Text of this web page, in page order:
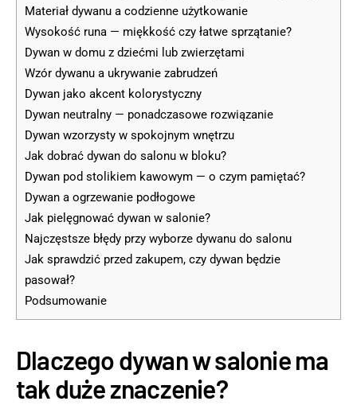
Materiał dywanu a codzienne użytkowanie
Wysokość runa — miękkość czy łatwe sprzątanie?
Dywan w domu z dziećmi lub zwierzętami
Wzór dywanu a ukrywanie zabrudzeń
Dywan jako akcent kolorystyczny
Dywan neutralny — ponadczasowe rozwiązanie
Dywan wzorzysty w spokojnym wnętrzu
Jak dobrać dywan do salonu w bloku?
Dywan pod stolikiem kawowym — o czym pamiętać?
Dywan a ogrzewanie podłogowe
Jak pielęgnować dywan w salonie?
Najczęstsze błędy przy wyborze dywanu do salonu
Jak sprawdzić przed zakupem, czy dywan będzie
pasował?
Podsumowanie
Dlaczego dywan w salonie ma
tak duże znaczenie?